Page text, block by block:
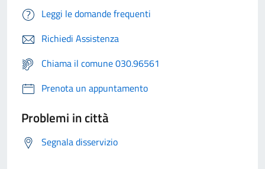
Leggi le domande frequenti
Richiedi Assistenza
Chiama il comune 030.96561
Prenota un appuntamento
Problemi in città
Segnala disservizio